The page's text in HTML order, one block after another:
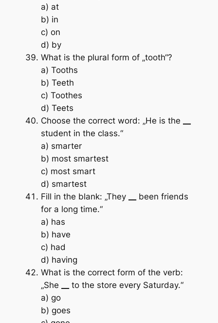
a) at
b) in
c) on
d) by
What is the plural form of „tooth“?
a) Tooths
b) Teeth
c) Toothes
d) Teets
Choose the correct word: „He is the
student in the class.“
a) smarter
b) most smartest
c) most smart
d) smartest
Fill in the blank: „They
been friends
for a long time.“
a) has
b) have
c) had
d) having
What is the correct form of the verb:
„She
to the store every Saturday.“
a) go
b) goes